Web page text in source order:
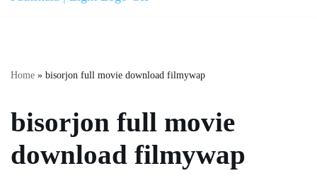
Home » bisorjon full movie download filmywap
bisorjon full movie
download filmywap